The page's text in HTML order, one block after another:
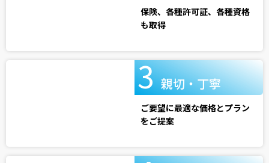
保険、各種許可証、各種資格
も取得
親切・丁寧
ご要望に最適な価格とプラン
をご提案